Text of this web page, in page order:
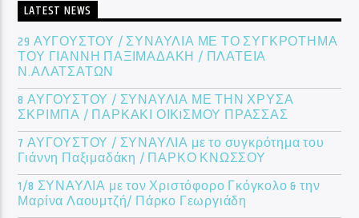
LATEST NEWS
29 ΑΥΓΟΥΣΤΟΥ / ΣΥΝΑΥΛΙΑ ΜΕ ΤΟ ΣΥΓΚΡΟΤΗΜΑ
ΤΟΥ ΓΙΑΝΝΗ ΠΑΞΙΜΑΔΑΚΗ / ΠΛΑΤΕΙΑ
Ν.ΑΛΑΤΣΑΤΩΝ
8 ΑΥΓΟΥΣΤΟΥ / ΣΥΝΑΥΛΙΑ ΜΕ ΤΗΝ ΧΡΥΣΑ
ΣΚΡΙΜΠΑ / ΠΑΡΚΑΚΙ ΟΙΚIΣΜΟΥ ΠΡΑΣΣΑΣ
7 ΑΥΓΟΥΣΤΟΥ / ΣΥΝΑΥΛΙΑ με το συγκρότημα του
Γιάννη Παξιμαδάκη / ΠΑΡΚΟ ΚΝΩΣΣΟΥ
1/8 ΣΥΝΑΥΛΙΑ με τον Χριστόφορο Γκόγκολο & την
Μαρίνα Λαουμτζή/ Πάρκο Γεωργιάδη